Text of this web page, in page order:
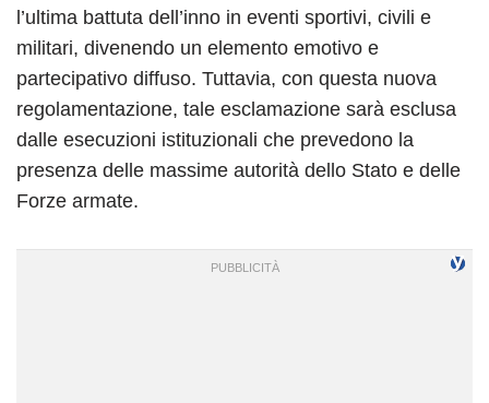
l’ultima battuta dell’inno in eventi sportivi, civili e
militari, divenendo un elemento emotivo e
partecipativo diffuso. Tuttavia, con questa nuova
regolamentazione, tale esclamazione sarà esclusa
dalle esecuzioni istituzionali che prevedono la
presenza delle massime autorità dello Stato e delle
Forze armate.